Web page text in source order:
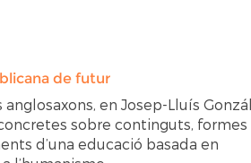
de futur
en Josep-Lluís
sobre continguts, formes
d’una educació basada en